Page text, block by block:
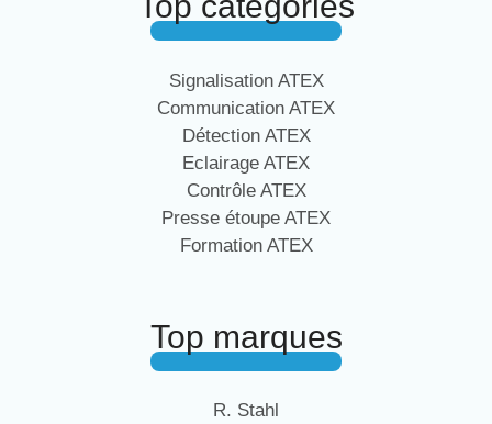
Signalisation ATEX
Communication ATEX
Détection ATEX
Eclairage ATEX
Contrôle ATEX
Presse étoupe ATEX
Formation ATEX
Top marques
R. Stahl